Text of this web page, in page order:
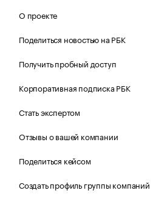
О проекте
Поделиться новостью на РБК
Получить пробный доступ
Корпоративная подписка РБК
Стать экспертом
Отзывы о вашей компании
Поделиться кейсом
Создать профиль группы компаний